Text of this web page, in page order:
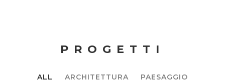
PROGETTI
ALL ARCHITETTURA PAESAGGIO